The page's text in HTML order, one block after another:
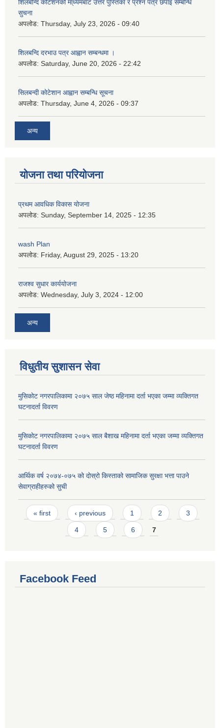
शिलबन्दि कोटेशनको मा्ध्यमबाट उत्तर पुस्तिका र प्रश्न पत्र छपाइ सम्बन्धि
सुचना
अपलोड: Thursday, July 23, 2026 - 09:40
शिलबन्दि दरभाउ पत्र आह्वान सम्बन्धमा ।
अपलोड: Saturday, June 20, 2026 - 22:42
सिलबन्दी कोटेशान आह्वान सम्बन्धि सूचना
अपलोड: Thursday, June 4, 2026 - 09:37
अन्य
योजना तथा परियोजना
प्रथम आवधिक विकास योजना
अपलोड: Sunday, September 14, 2025 - 12:35
wash Plan
अपलोड: Friday, August 29, 2025 - 13:20
राजश्व सुधार कार्ययोजना
अपलोड: Wednesday, July 3, 2024 - 12:00
अन्य
विधुतीय सुशासन सेवा
मुसिकोट नगरपालिकामा २०७५ साल जेष्ठ महिनामा दर्ता भएका जम्मा व्यक्तिगत
घटनादर्ता विवरण
मुसिकोट नगरपालिकामा २०७५ साल बैशाख महिनामा दर्ता भएका जम्मा व्यक्तिगत
घटनादर्ता विवरण
आर्थिक वर्ष २०७४-०७५ को दोस्रो किस्ताको सामाजिक सुरक्षा भत्ता पाउने
सेवाग्राहीहरुको सुची
Pages
« first ‹ previous 1 2 3
4 5 6 7
Facebook Feed